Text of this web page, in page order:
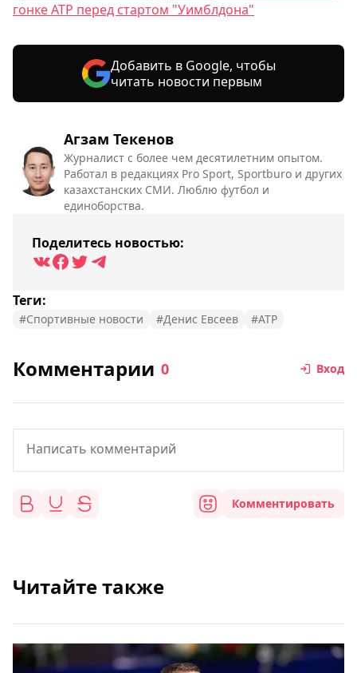
Агзам Текенов
Журналист с более чем десятилетним опытом.
Работал в редакциях Pro Sport, Sportburo и других
казахстанских СМИ. Люблю футбол и
единоборства.
Поделитесь новостью:
Теги:
#Спортивные новости #Денис Евсеев #ATP
гонке ATP перед стартом "Уимблдона"
Добавить в Google, чтобы
читать новости первым
Комментарии 0 Вход
Комментировать
Читайте также